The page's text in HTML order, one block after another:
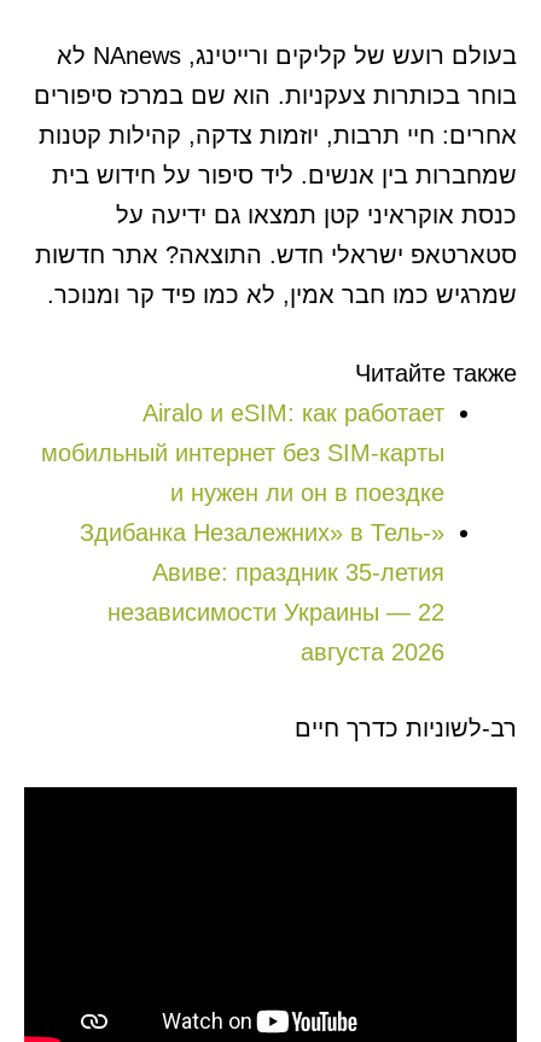
בעולם רועש של קליקים ורייטינג, NAnews לא
בוחר בכותרות צעקניות. הוא שם במרכז סיפורים
אחרים: חיי תרבות, יוזמות צדקה, קהילות קטנות
שמחברות בין אנשים. ליד סיפור על חידוש בית
כנסת אוקראיני קטן תמצאו גם ידיעה על
סטארטאפ ישראלי חדש. התוצאה? אתר חדשות
שמרגיש כמו חבר אמין, לא כמו פיד קר ומנוכר.
Читайте также
Airalo и eSIM: как работает
мобильный интернет без SIM-карты
и нужен ли он в поездке
«Здибанка Незалежних» в Тель-
Авиве: праздник 35-летия
независимости Украины — 22
августа 2026
רב-לשוניות כדרך חיים